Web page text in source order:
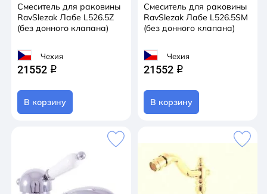
Смеситель для раковины
RavSlezak Лабе L526.5Z
(без донного клапана)
Чехия
21552 q
В корзину
Смеситель для раковины
RavSlezak Лабе L526.5SM
(без донного клапана)
Чехия
21552 q
В корзину